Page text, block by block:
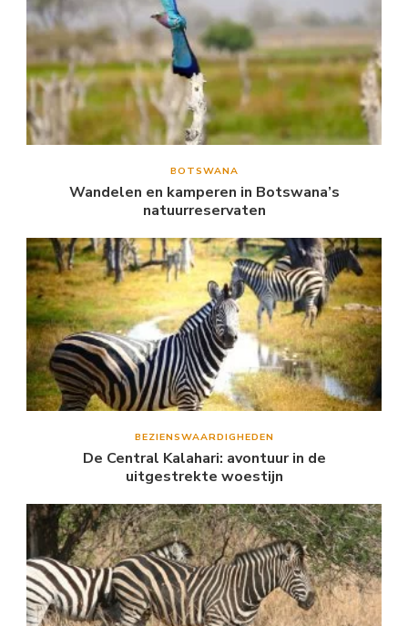
BOTSWANA
Wandelen en kamperen in Botswana’s
natuurreservaten
BEZIENSWAARDIGHEDEN
De Central Kalahari: avontuur in de
uitgestrekte woestijn